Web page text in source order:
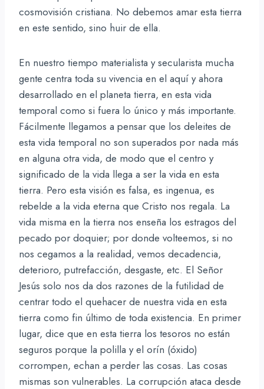
cosmovisión cristiana. No debemos amar esta tierra
en este sentido, sino huir de ella.
En nuestro tiempo materialista y secularista mucha
gente centra toda su vivencia en el aquí y ahora
desarrollado en el planeta tierra, en esta vida
temporal como si fuera lo único y más importante.
Fácilmente llegamos a pensar que los deleites de
esta vida temporal no son superados por nada más
en alguna otra vida, de modo que el centro y
significado de la vida llega a ser la vida en esta
tierra. Pero esta visión es falsa, es ingenua, es
rebelde a la vida eterna que Cristo nos regala. La
vida misma en la tierra nos enseña los estragos del
pecado por doquier; por donde volteemos, si no
nos cegamos a la realidad, vemos decadencia,
deterioro, putrefacción, desgaste, etc. El Señor
Jesús solo nos da dos razones de la futilidad de
centrar todo el quehacer de nuestra vida en esta
tierra como fin último de toda existencia. En primer
lugar, dice que en esta tierra los tesoros no están
seguros porque la polilla y el orín (óxido)
corrompen, echan a perder las cosas. Las cosas
mismas son vulnerables. La corrupción ataca desde